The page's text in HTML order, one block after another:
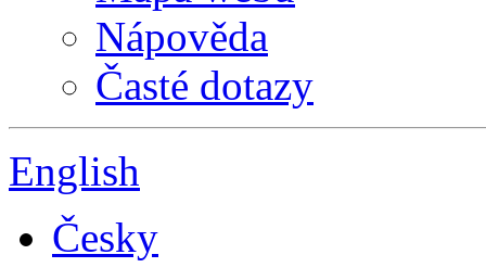
Nápověda
Časté dotazy
English
Česky